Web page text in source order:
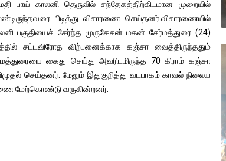
பாய் காலனி தெருவில் சந்தேகத்திற்கிடமான முறையில்
பிடித்து விசாரணை செய்தனர்.விசாரணையில்
பகுதியைச் சேர்ந்த முருகேசன் மகன் சேர்மத்துரை (24)
சட்டவிரோத விற்பனைக்காக கஞ்சா வைத்திருந்ததும்
கைது செய்து அவரிடமிருந்த 70 கிராம் கஞ்சா
செய்தனர். மேலும் இதுகுறித்து வடபாகம் காவல் நிலைய
மேற்கொண்டு வருகின்றனர்.